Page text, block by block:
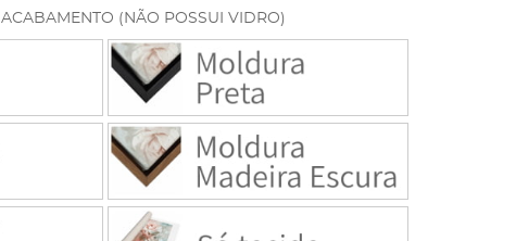
(NÃO POSSUI VIDRO)